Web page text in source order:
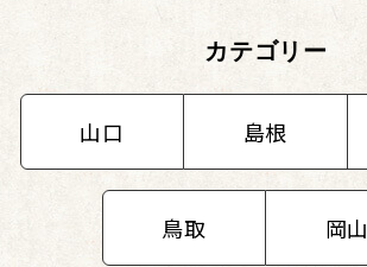
カテゴリー
山口 島根
鳥取 岡山